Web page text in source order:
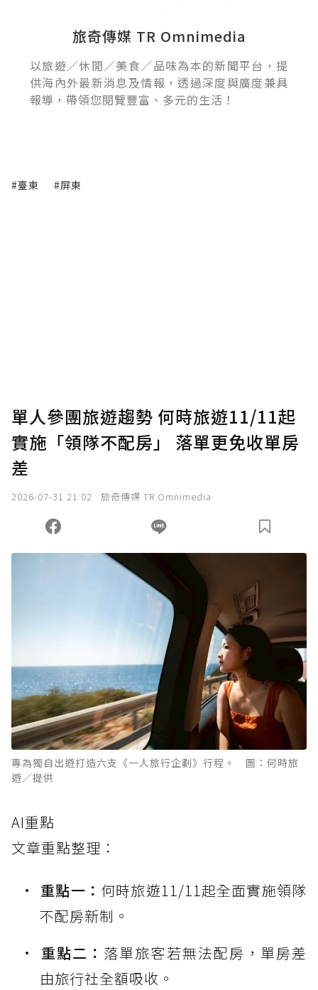
旅奇傳媒 TR Omnimedia
以旅遊／休閒／美食／品味為本的新聞平台，提
供海內外最新消息及情報，透過深度與廣度兼具
報導，帶領您閱覽豐富、多元的生活！
#臺東 #屏東
單人參團旅遊趨勢 何時旅遊11/11起
實施「領隊不配房」 落單更免收單房
差
2026-07-31 21:02 旅奇傳媒 TR Omnimedia
專為獨自出遊打造六支《一人旅行企劃》行程。 圖：何時旅
遊／提供
AI重點
文章重點整理：
重點一： 何時旅遊11/11起全面實施領隊
不配房新制。
重點二： 落單旅客若無法配房，單房差
由旅行社全額吸收。